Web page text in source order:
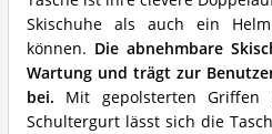
Skischuhe als auch ein
können. Die abnehmbare
Wartung und trägt zur
bei. Mit gepolsterten Griffen
Schultergurt lässt sich die